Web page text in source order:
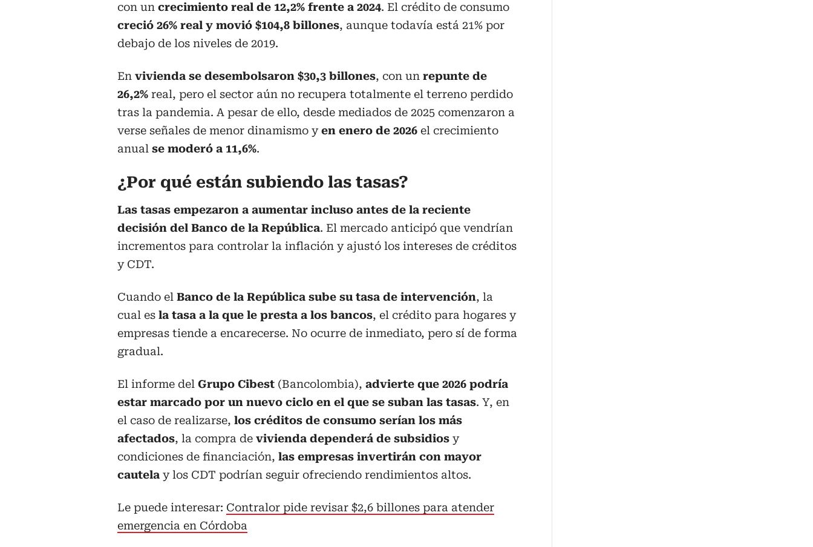
con un crecimiento real de 12,2% frente a 2024. El crédito de consumo
creció 26% real y movió $104,8 billones, aunque todavía está 21% por
debajo de los niveles de 2019.
En vivienda se desembolsaron $30,3 billones, con un repunte de
26,2% real, pero el sector aún no recupera totalmente el terreno perdido
tras la pandemia. A pesar de ello, desde mediados de 2025 comenzaron a
verse señales de menor dinamismo yen enero de 2026 el crecimiento
anual se moderó a 11,6%.
¿Por qué están subiendo las tasas?
Las tasas empezaron a aumentar incluso antes de la reciente
decisión del Banco de la República. El mercado anticipó que vendrían
incrementos para controlar la inflación y ajustó los intereses de créditos
y CDT.
Cuando el Banco de la República sube su tasa de intervención, la
cual es la tasa a la que le presta a los bancos, el crédito para hogares y
empresas tiende a encarecerse. No ocurre de inmediato, pero sí de forma
gradual.
El informe del Grupo Cibest (Bancolombia), advierte que 2026 podría
estar marcado por un nuevo ciclo en el que se suban las tasas. Y, en
el caso de realizarse, los créditos de consumo serían los más
afectados, la compra de vivienda dependerá de subsidios y
condiciones de financiación, las empresas invertirán con mayor
cautela y los CDT podrían seguir ofreciendo rendimientos altos.
Le puede interesar: Contralor pide revisar $2,6 billones para atender
emergencia en Córdoba